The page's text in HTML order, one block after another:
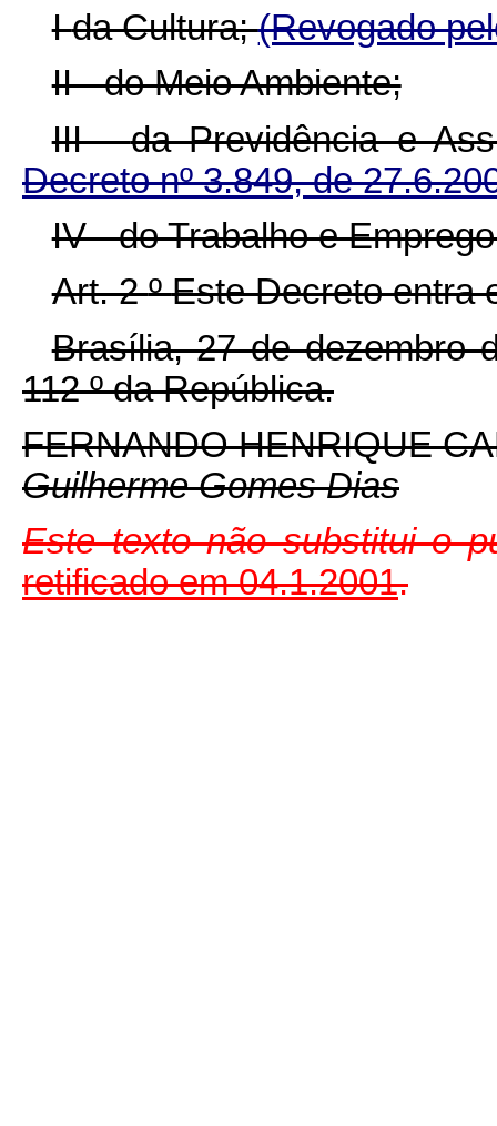
Ida Cultura;(Revogado
II - do Meio Ambiente;
III -da Previdência e
Decreto nº 3.849, de
IV - do Trabalho e
Art. 2ºEste Decreto entra
Brasília, 27 de dezembro
112ºda República.
FERNANDO HENRIQUE
Guilherme Gomes Dias
Este texto não substitui o
retificado em04.1.2001.